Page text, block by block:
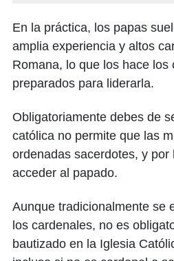
En la práctica, los papas
amplia experiencia y altos
Romana, lo que los hace los
preparados para liderarla.
Obligatoriamente debes de
católica no permite que las
ordenadas sacerdotes, y por
acceder al papado.
Aunque tradicionalmente se
los cardenales, no es
bautizado en la Iglesia